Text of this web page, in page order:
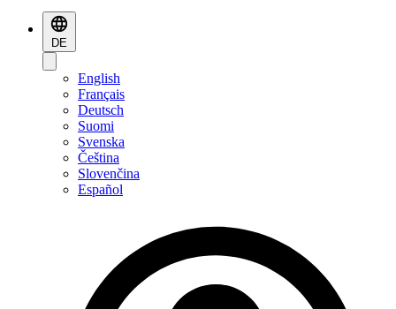
DE
English
Français
Deutsch
Suomi
Svenska
Čeština
Slovenčina
Español